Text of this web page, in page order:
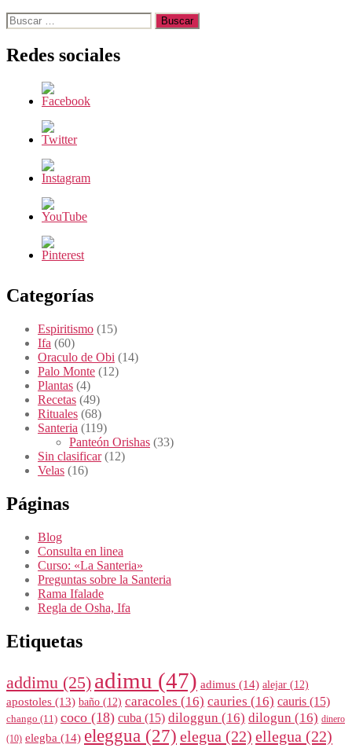
Buscar:
Redes sociales
Categorías
Espiritismo (15)
Ifa (60)
Oraculo de Obi (14)
Palo Monte (12)
Plantas (4)
Recetas (49)
Rituales (68)
Santeria (119)
Panteón Orishas (33)
Sin clasificar(12)
Velas (16)
Páginas
Blog
Consulta en linea
Curso: «La Santeria»
Preguntas sobre la Santeria
Rama Ifalade
Regla de Osha, Ifa
Etiquetas
addimu (25) adimu (47) adimus (14) alejar (12)
apostoles (13) baño (12) caracoles (16) cauries (16) cauris (15)
chango (11) coco (18) cuba (15) diloggun (16) dilogun (16) dinero
(10) elegba (14) eleggua (27) elegua (22) ellegua (22)